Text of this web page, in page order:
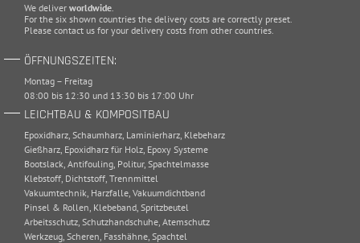
We deliver worldwide
For the six shown countries the delivery costs are correctly preset.
Please contact us for your delivery costs from other countries.
ÖFFNUNGSZEITEN:
Montag – Freitag
08:00 bis 12:30 und 13:30 bis 17:00 Uhr
LEICHTBAU & KOMPOSITBAU
Epoxidharz Schaumharz Laminierharz Klebeharz
Gießharz Epoxidharz für Holz Epoxy Systeme
Bootslack Antifouling Politur, Spachtelmasse
Klebstoff Dichtstoff Trennmittel
Vakuumtechnik Harzfalle Vakuumdichtband
Pinsel & Rollen Klebeband Spritzbeutel
Arbeitsschutz Schutzhandschuhe Atemschutz
Werkzeug Scheren Fasshähne Spachtel